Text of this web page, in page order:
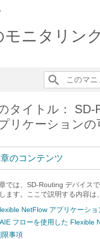
モニタリン
タイトル： SD-
リケーションの
章のコンテンツ
では、SD-Routing デバイス
ます。ここで説明する内容は
NetFlow アプリケーシ
フローを使用した Flexible
限事項